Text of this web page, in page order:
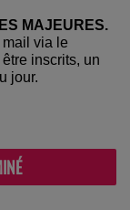
MAJEURES.
via le
inscrits, un
jour.